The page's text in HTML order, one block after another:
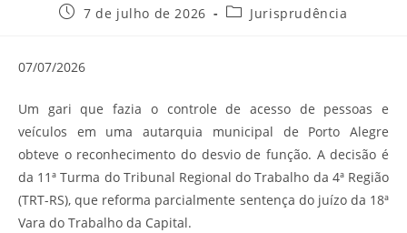
Post7 de julho de 2026
Categoria
Jurisprudência
07/07/2026
Um gari que fazia o controle de acesso de pessoas e
veículos em uma autarquia municipal de Porto Alegre
obteve o reconhecimento do desvio de função. A decisão é
da 11ª Turma do Tribunal Regional do Trabalho da 4ª Região
(TRT-RS), que reforma parcialmente sentença do juízo da 18ª
Vara do Trabalho da Capital.